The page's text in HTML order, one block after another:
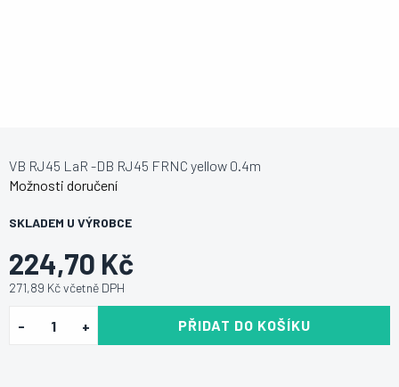
224,70 Kč
271,89 Kč včetně DPH
SKLADEM U VÝROBCE
Možnosti doručení
PŘIDAT DO KOŠÍKU
VB RJ45 LaR -DB RJ45 FRNC yellow 0.4m